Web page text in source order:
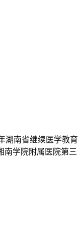
湖南省继续医学教育
南学院附属医院第三